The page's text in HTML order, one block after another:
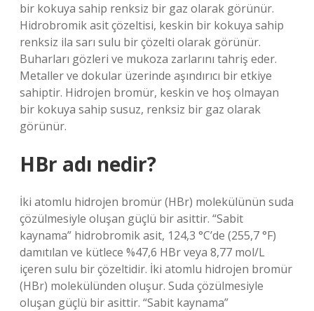
bir kokuya sahip renksiz bir gaz olarak görünür.
Hidrobromik asit çözeltisi, keskin bir kokuya sahip
renksiz ila sarı sulu bir çözelti olarak görünür.
Buharları gözleri ve mukoza zarlarını tahriş eder.
Metaller ve dokular üzerinde aşındırıcı bir etkiye
sahiptir. Hidrojen bromür, keskin ve hoş olmayan
bir kokuya sahip susuz, renksiz bir gaz olarak
görünür.
HBr adı nedir?
İki atomlu hidrojen bromür (HBr) molekülünün suda
çözülmesiyle oluşan güçlü bir asittir. “Sabit
kaynama” hidrobromik asit, 124,3 °C’de (255,7 °F)
damıtılan ve kütlece %47,6 HBr veya 8,77 mol/L
içeren sulu bir çözeltidir. İki atomlu hidrojen bromür
(HBr) molekülünden oluşur. Suda çözülmesiyle
oluşan güçlü bir asittir. “Sabit kaynama”